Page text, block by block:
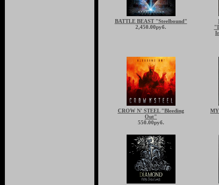
BATTLE BEAST "Steelbound"
2,450.00руб.
CROW N' STEEL "Bleeding
Out"
550.00руб.